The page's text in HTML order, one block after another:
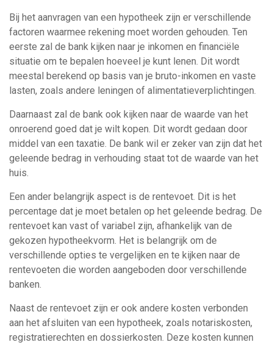
Bij het aanvragen van een hypotheek zijn er verschillende
factoren waarmee rekening moet worden gehouden. Ten
eerste zal de bank kijken naar je inkomen en financiële
situatie om te bepalen hoeveel je kunt lenen. Dit wordt
meestal berekend op basis van je bruto-inkomen en vaste
lasten, zoals andere leningen of alimentatieverplichtingen.
Daarnaast zal de bank ook kijken naar de waarde van het
onroerend goed dat je wilt kopen. Dit wordt gedaan door
middel van een taxatie. De bank wil er zeker van zijn dat het
geleende bedrag in verhouding staat tot de waarde van het
huis.
Een ander belangrijk aspect is de rentevoet. Dit is het
percentage dat je moet betalen op het geleende bedrag. De
rentevoet kan vast of variabel zijn, afhankelijk van de
gekozen hypotheekvorm. Het is belangrijk om de
verschillende opties te vergelijken en te kijken naar de
rentevoeten die worden aangeboden door verschillende
banken.
Naast de rentevoet zijn er ook andere kosten verbonden
aan het afsluiten van een hypotheek, zoals notariskosten,
registratierechten en dossierkosten. Deze kosten kunnen